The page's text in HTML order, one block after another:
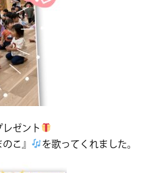
ゼント
こ』
を歌ってくれました。